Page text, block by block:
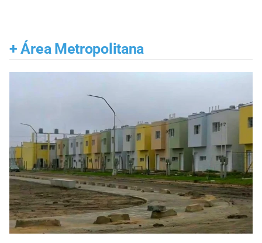
+ Área Metropolitana